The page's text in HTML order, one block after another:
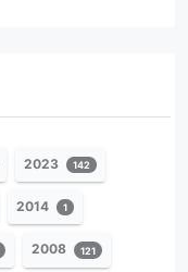
2023 142
2014 1
2008 121